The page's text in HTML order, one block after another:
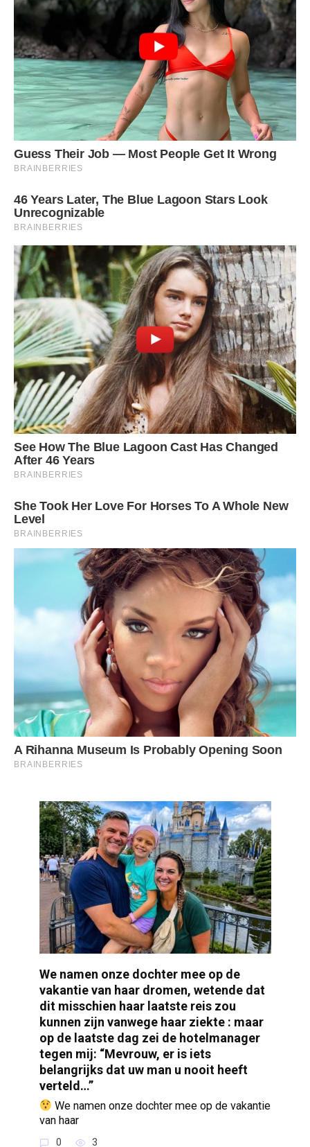
We namen onze dochter mee op de
vakantie van haar dromen, wetende dat
dit misschien haar laatste reis zou
kunnen zijn vanwege haar ziekte : maar
op de laatste dag zei de hotelmanager
tegen mij: “Mevrouw, er is iets
belangrijks dat uw man u nooit heeft
verteld…”
We namen onze dochter mee op de vakantie
van haar
0 3